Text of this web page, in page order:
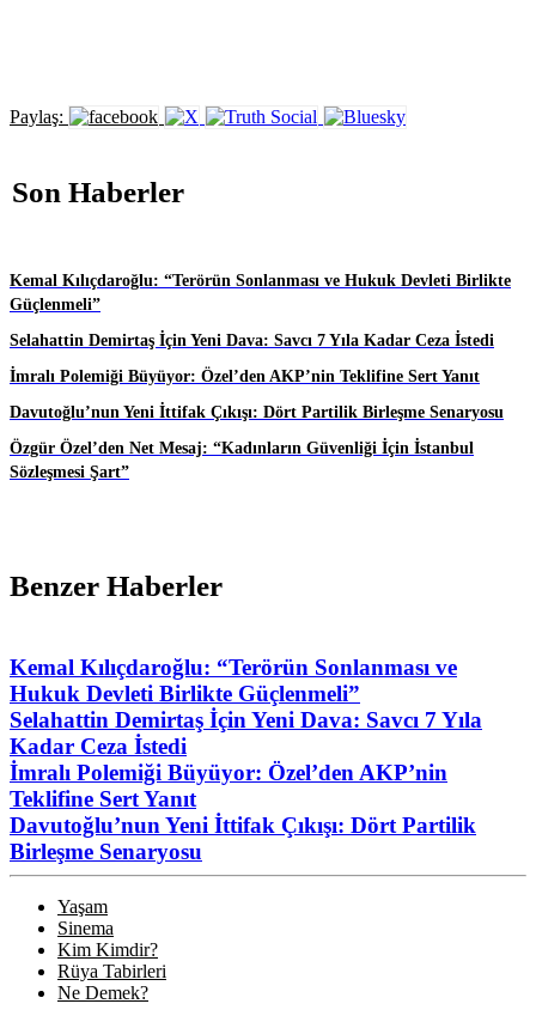
Paylaş:
Son Haberler
Kemal Kılıçdaroğlu: “Terörün Sonlanması ve Hukuk Devleti Birlikte
Güçlenmeli”
Selahattin Demirtaş İçin Yeni Dava: Savcı 7 Yıla Kadar Ceza İstedi
İmralı Polemiği Büyüyor: Özel’den AKP’nin Teklifine Sert Yanıt
Davutoğlu’nun Yeni İttifak Çıkışı: Dört Partilik Birleşme Senaryosu
Özgür Özel’den Net Mesaj: “Kadınların Güvenliği İçin İstanbul
Sözleşmesi Şart”
Benzer Haberler
Kemal Kılıçdaroğlu: “Terörün Sonlanması ve
Hukuk Devleti Birlikte Güçlenmeli”
Selahattin Demirtaş İçin Yeni Dava: Savcı 7 Yıla
Kadar Ceza İstedi
İmralı Polemiği Büyüyor: Özel’den AKP’nin
Teklifine Sert Yanıt
Davutoğlu’nun Yeni İttifak Çıkışı: Dört Partilik
Birleşme Senaryosu
Yaşam
Sinema
Kim Kimdir?
Rüya Tabirleri
Ne Demek?